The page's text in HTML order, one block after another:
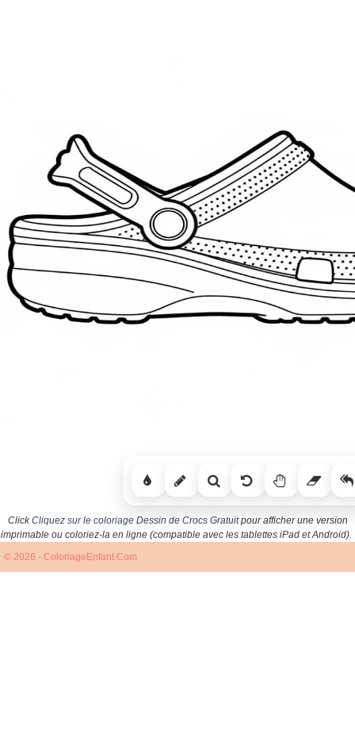
ClickCliquez sur le coloriage Dessin de Crocs Gratuitpour afficher une version
imprimable ou coloriez-la en ligne (compatible avec les tablettes iPad et Android).
© 2026 - ColoriageEnfant.Com